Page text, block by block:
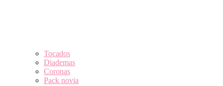
Tocados
Diademas
Coronas
Pack novia